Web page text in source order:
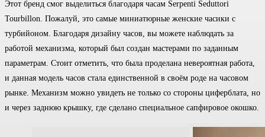
Этот бренд смог выделиться благодаря часам Serpenti Seduttori
Tourbillon. Пожалуй, это самые миниатюрные женские часики с
турбийоном. Благодаря дизайну часов, вы можете наблюдать за
работой механизма, который был создан мастерами по заданным
параметрам. Стоит отметить, что была проделана невероятная работа,
и данная модель часов стала единственной в своём роде на часовом
рынке. Механизм можно увидеть не только со стороны циферблата, но
и через заднюю крышку, где сделано специальное сапфировое окошко.